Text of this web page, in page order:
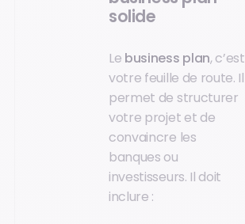
solide
Le business plan, c’est
votre feuille de route. Il
permet de structurer
votre projet et de
convaincre les
banques ou
investisseurs. Il doit
inclure :